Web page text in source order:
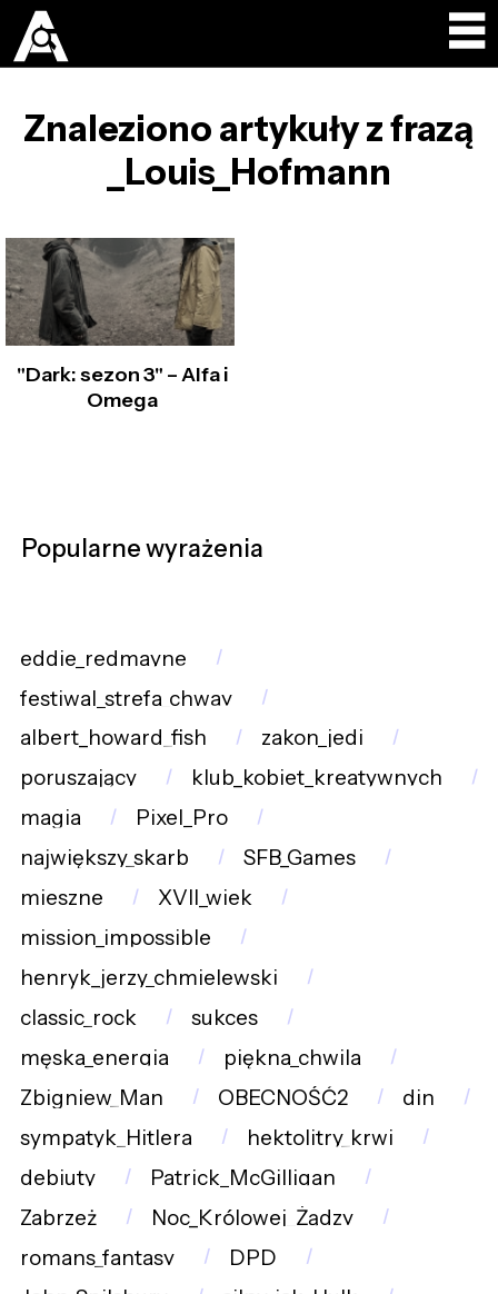
Znaleziono artykuły z frazą
_Louis_Hofmann
"Dark: sezon 3" – Alfa i
Omega
Popularne wyrażenia
eddie_redmayne
festiwal_strefa_chway
albert_howard_fish
zakon_jedi
poruszający
klub_kobiet_kreatywnych
magia
Pixel_Pro
największy_skarb
SFB_Games
mieszne
XVII_wiek
mission_impossible
henryk_jerzy_chmielewski
classic_rock
sukces
męska_energia
piękna_chwila
Zbigniew_Man
OBECNOŚĆ2
din
sympatyk_Hitlera
hektolitry_krwi
debiuty
Patrick_McGilligan
Zabrzeż
Noc_Królowej_Żądzy
romans_fantasy
DPD